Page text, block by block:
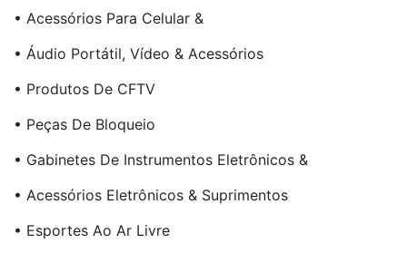
• Acessórios Para Celular &
• Áudio Portátil, Vídeo & Acessórios
• Produtos De CFTV
• Peças De Bloqueio
• Gabinetes De Instrumentos Eletrônicos &
• Acessórios Eletrônicos & Suprimentos
• Esportes Ao Ar Livre